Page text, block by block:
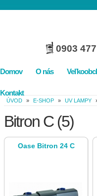
0903
Domov O nás
Kontakt
ÚVOD » E-SHOP » UV LAMPY
Bitron C (5)
Oase Bitron 24 C